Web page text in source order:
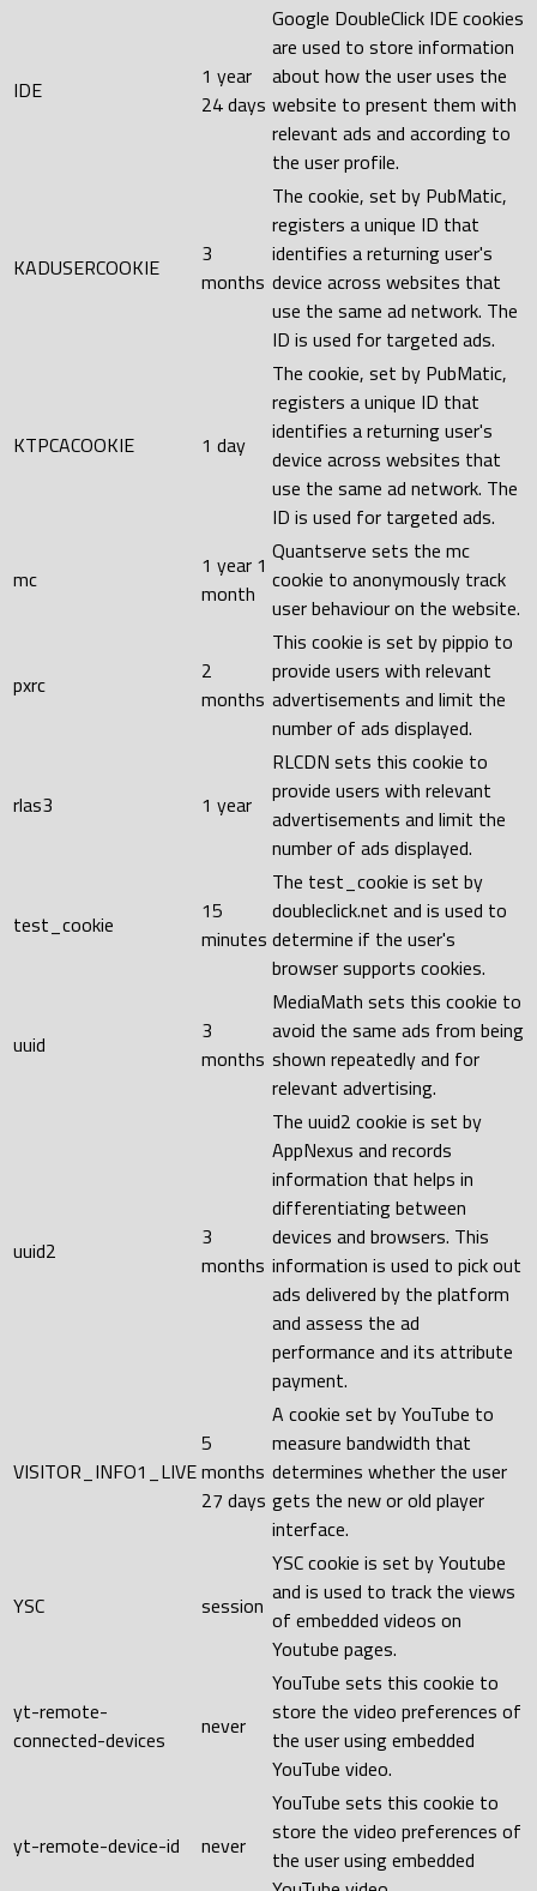
IDE
1 year
24 days
Google DoubleClick IDE cookies
are used to store information
about how the user uses the
website to present them with
relevant ads and according to
the user profile.
KADUSERCOOKIE
3
months
The cookie, set by PubMatic,
registers a unique ID that
identifies a returning user's
device across websites that
use the same ad network. The
ID is used for targeted ads.
KTPCACOOKIE 1 day
The cookie, set by PubMatic,
registers a unique ID that
identifies a returning user's
device across websites that
use the same ad network. The
ID is used for targeted ads.
mc
1 year 1
month
Quantserve sets the mc
cookie to anonymously track
user behaviour on the website.
pxrc
2
months
This cookie is set by pippio to
provide users with relevant
advertisements and limit the
number of ads displayed.
rlas3 1 year
RLCDN sets this cookie to
provide users with relevant
advertisements and limit the
number of ads displayed.
test_cookie
15
minutes
The test_cookie is set by
doubleclick.net and is used to
determine if the user's
browser supports cookies.
uuid
3
months
MediaMath sets this cookie to
avoid the same ads from being
shown repeatedly and for
relevant advertising.
uuid2
3
months
The uuid2 cookie is set by
AppNexus and records
information that helps in
differentiating between
devices and browsers. This
information is used to pick out
ads delivered by the platform
and assess the ad
performance and its attribute
payment.
VISITOR_INFO1_LIVE
5
months
27 days
A cookie set by YouTube to
measure bandwidth that
determines whether the user
gets the new or old player
interface.
YSC session
YSC cookie is set by Youtube
and is used to track the views
of embedded videos on
Youtube pages.
yt-remote-
connected-devices
never
YouTube sets this cookie to
store the video preferences of
the user using embedded
YouTube video.
yt-remote-device-id never
YouTube sets this cookie to
store the video preferences of
the user using embedded